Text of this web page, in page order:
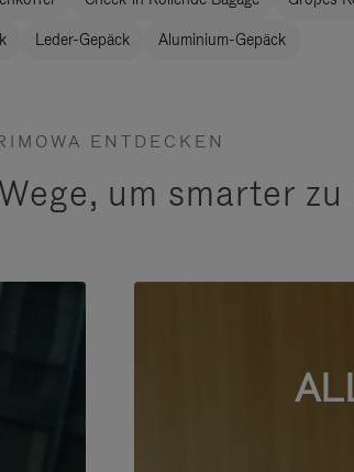
Leder-Gepäck Aluminium-Gepäck
ENTDECKEN
um smarter